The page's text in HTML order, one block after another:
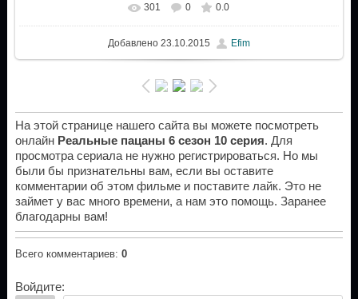
301 0 0.0
Добавлено23.10.2015 Efim
На этой странице нашего сайта вы можете посмотреть
онлайн Реальные пацаны 6 сезон 10 серия. Для
просмотра сериала не нужно регистрироваться. Но мы
были бы признательны вам, если вы оставите
комментарии об этом фильме и поставите лайк. Это не
займет у вас много времени, а нам это помощь. Заранее
благодарны вам!
Всего комментариев: 0
Войдите: